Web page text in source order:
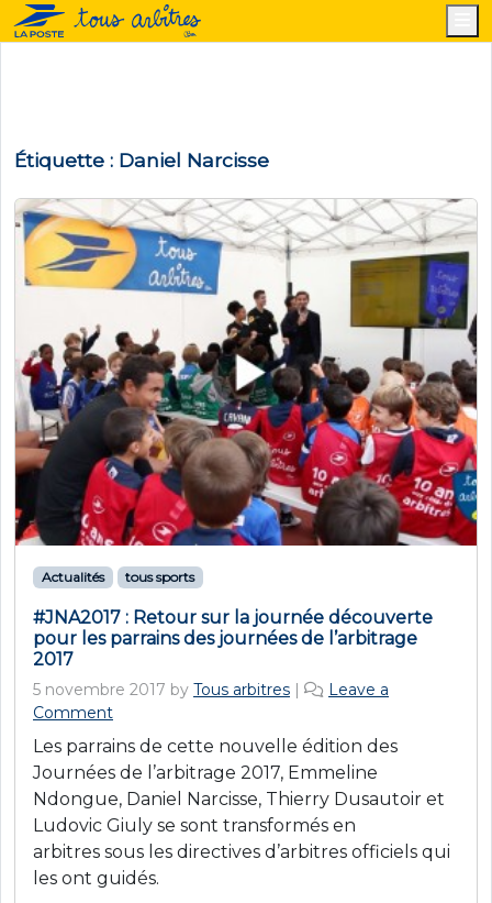
Étiquette : Daniel Narcisse
Actualités tous sports
#JNA2017 : Retour sur la journée découverte
pour les parrains des journées de l’arbitrage
2017
5 novembre 2017 by Tous arbitres |
Leave a
Comment
Les parrains de cette nouvelle édition des
Journées de l’arbitrage 2017, Emmeline
Ndongue, Daniel Narcisse, Thierry Dusautoir et
Ludovic Giuly se sont transformés en
arbitres sous les directives d’arbitres officiels qui
les ont guidés.